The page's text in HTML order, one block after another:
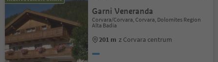
Garni Veneranda
Corvara/Corvara, Corvara, Dolomites Region
Alta Badia
201 m z Corvara centrum